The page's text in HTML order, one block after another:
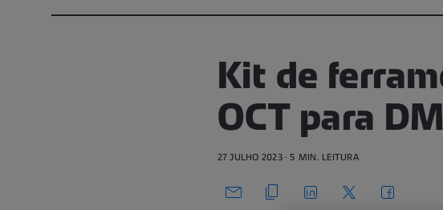
Kit de
OCT para
27 JULHO 2023 · 5 MIN. LEITURA